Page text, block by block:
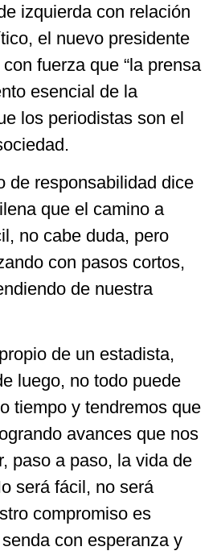
izquierda con relación
el nuevo presidente
fuerza que “la prensa
esencial de la
los periodistas son el
de responsabilidad dice
que el camino a
no cabe duda, pero
con pasos cortos,
de nuestra
de un estadista,
luego, no todo puede
tiempo y tendremos que
avances que nos
paso a paso, la vida de
será fácil, no será
compromiso es
con esperanza y